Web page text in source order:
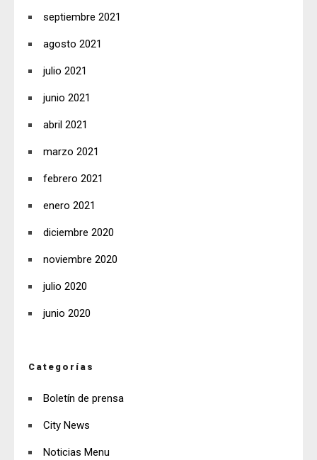
septiembre 2021
agosto 2021
julio 2021
junio 2021
abril 2021
marzo 2021
febrero 2021
enero 2021
diciembre 2020
noviembre 2020
julio 2020
junio 2020
Categorías
Boletín de prensa
City News
Noticias Menu